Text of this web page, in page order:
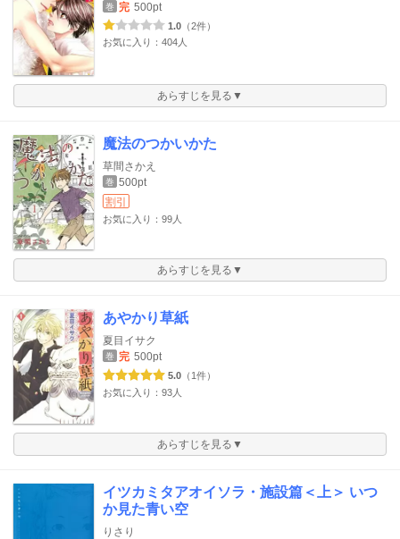
巻 完 500pt
1.0 （2件）
お気に入り：404人
あらすじを見る▼
魔法のつかいかた
草間さかえ
巻 500pt
割引
お気に入り：99人
あらすじを見る▼
あやかり草紙
夏目イサク
巻 完 500pt
5.0 （1件）
お気に入り：93人
あらすじを見る▼
イツカミタアオイソラ・施設篇＜上＞ いつ
か見た青い空
りさり